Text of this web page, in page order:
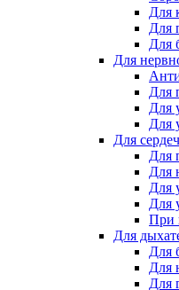
Для
Для
Для
Для
Для
Для
Для
Для
Для
Для
Для
Для
При
Для
Для
Для
Для